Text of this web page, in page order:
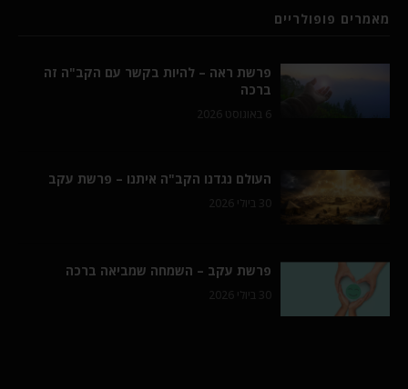
מאמרים פופולריים
פרשת ראה – להיות בקשר עם הקב"ה זה
ברכה
6 באוגוסט 2026
העולם נגדנו הקב"ה איתנו – פרשת עקב
30 ביולי 2026
פרשת עקב – השמחה שמביאה ברכה
30 ביולי 2026